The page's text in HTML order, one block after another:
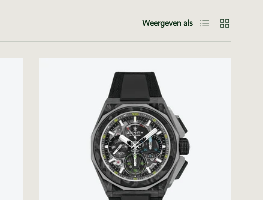
Weergeven als Lijst Raster